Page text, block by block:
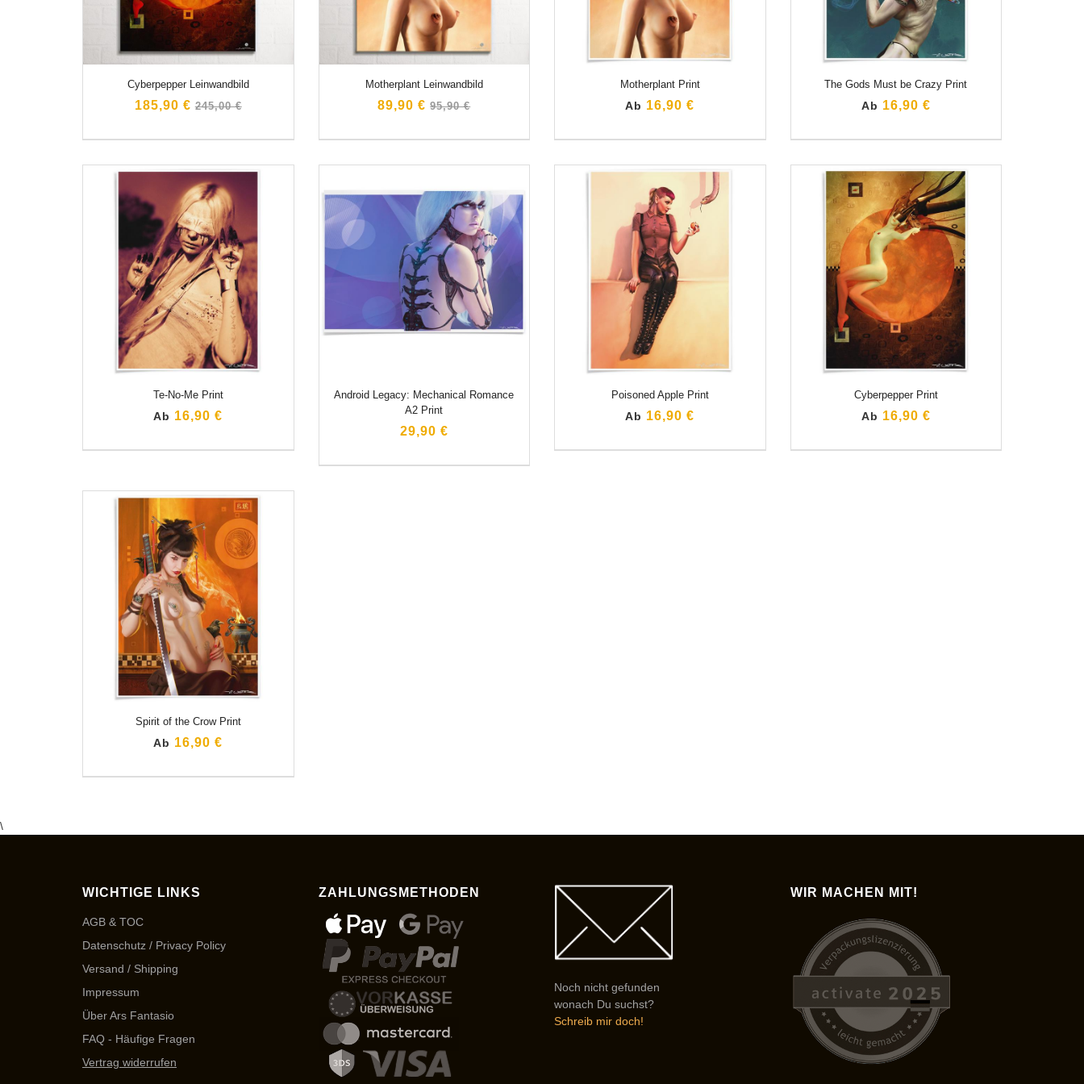
Cyberpepper Leinwandbild
185,90 € Normaler
245,00 €
Motherplant Leinwandbild
89,90 € Normaler
95,90 €
Motherplant Print
Ab 16,90 €
The Gods Must be Crazy Print
Ab 16,90 €
Te-No-Me Print
Ab 16,90 €
Android Legacy: Mechanical Romance
A2 Print
29,90 €
Poisoned Apple Print
Ab 16,90 €
Cyberpepper Print
Ab 16,90 €
Spirit of the Crow Print
Ab 16,90 €
\
WICHTIGE LINKS
AGB & TOC
Datenschutz / Privacy Policy
Versand / Shipping
Impressum
Über Ars Fantasio
FAQ - Häufige Fragen
Vertrag widerrufen
ZAHLUNGSMETHODEN
Noch nicht gefunden
wonach Du suchst?
Schreib mir doch!
WIR MACHEN MIT!